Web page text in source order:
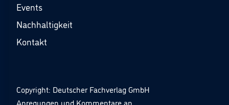
Events
Nachhaltigkeit
Kontakt
Copyright: Deutscher Fachverlag GmbH
Anregungen und Kommentare an